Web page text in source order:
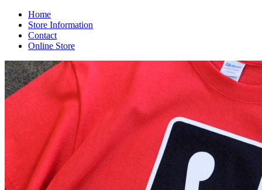
Home
Store Information
Contact
Online Store